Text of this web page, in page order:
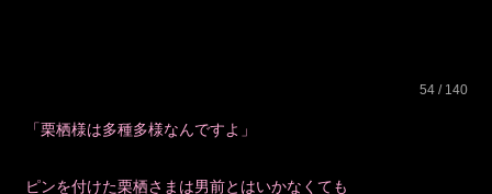
54 / 140
「栗栖様は多種多様なんですよ」
ピンを付けた栗栖さまは男前とはいかなくても